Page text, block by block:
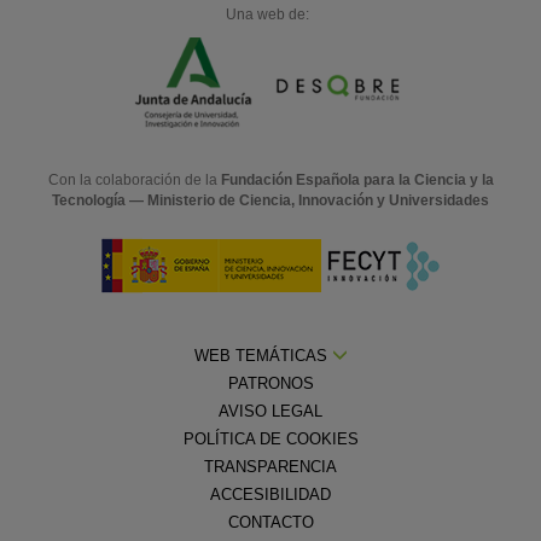
Una web de:
Con la colaboración de la Fundación Española para la Ciencia y la
Tecnología — Ministerio de Ciencia, Innovación y Universidades
WEB TEMÁTICAS
PATRONOS
AVISO LEGAL
POLÍTICA DE COOKIES
TRANSPARENCIA
ACCESIBILIDAD
CONTACTO